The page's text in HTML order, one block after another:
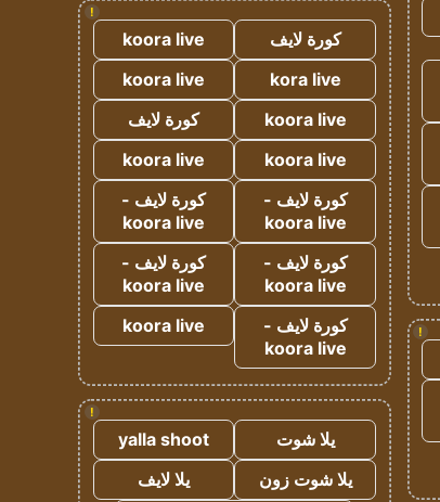
!
!
كورة لايف
koora live
kora live
koora live
koora live
كورة لايف
koora live
koora live
كورة لايف -
koora live
كورة لايف -
koora live
كورة لايف -
koora live
كورة لايف -
koora live
كورة لايف -
koora live
koora live
!
يلا شوت
yalla shoot
يلا شوت زون
يلا لايف